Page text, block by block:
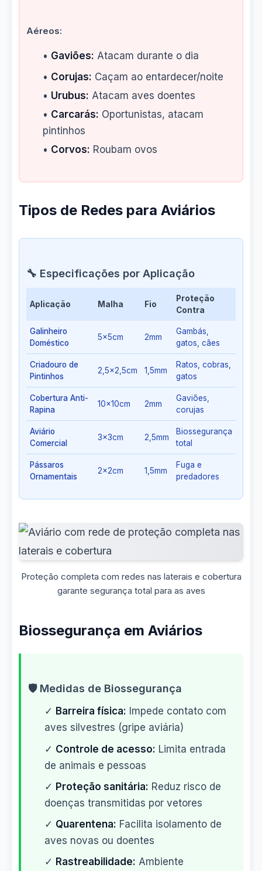
Aéreos:
• Gaviões: Atacam durante o dia
• Corujas: Caçam ao entardecer/noite
• Urubus: Atacam aves doentes
• Carcarás: Oportunistas, atacam
pintinhos
• Corvos: Roubam ovos
Tipos de Redes para Aviários
🔧 Especificações por Aplicação
Aplicação Malha Fio
Proteção
Contra
Galinheiro
Doméstico
5x5cm 2mm
Gambás,
gatos, cães
Criadouro de
Pintinhos
2,5x2,5cm 1,5mm
Ratos, cobras,
gatos
Cobertura Anti-
Rapina
10x10cm 2mm
Gaviões,
corujas
Aviário
Comercial
3x3cm 2,5mm
Biossegurança
total
Pássaros
Ornamentais
2x2cm 1,5mm
Fuga e
predadores
Proteção completa com redes nas laterais e cobertura
garante segurança total para as aves
Biossegurança em Aviários
🛡️ Medidas de Biossegurança
✓ Barreira física: Impede contato com
aves silvestres (gripe aviária)
✓ Controle de acesso: Limita entrada
de animais e pessoas
✓ Proteção sanitária: Reduz risco de
doenças transmitidas por vetores
✓ Quarentena: Facilita isolamento de
aves novas ou doentes
✓ Rastreabilidade: Ambiente